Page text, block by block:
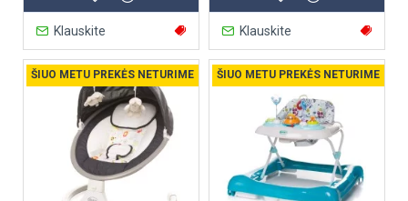
Klauskite Klauskite
ŠIUO METU PREKĖS NETURIME ŠIUO METU PREKĖS NETURIME